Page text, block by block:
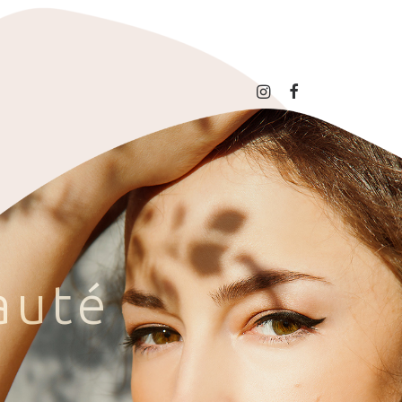
uté